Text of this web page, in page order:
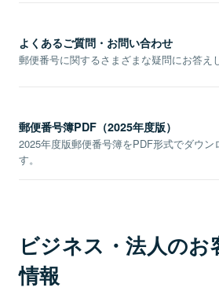
よくあるご質問・お問い合わせ
郵便番号に関するさまざまな疑問にお答え
郵便番号簿PDF（2025年度版）
2025年度版郵便番号簿をPDF形式でダウン
す。
ビジネス・法人のお
情報